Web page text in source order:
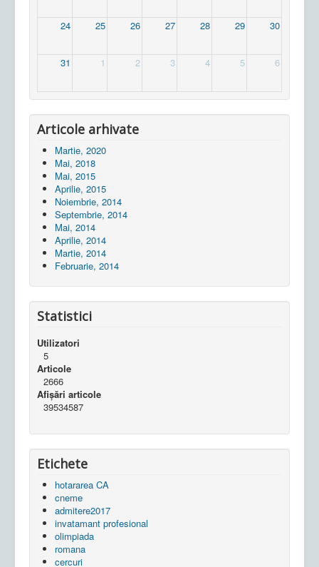
24 25 26 27 28 29 30
31 1 2 3 4 5 6
Articole arhivate
Martie, 2020
Mai, 2018
Mai, 2015
Aprilie, 2015
Noiembrie, 2014
Septembrie, 2014
Mai, 2014
Aprilie, 2014
Martie, 2014
Februarie, 2014
Statistici
Utilizatori
5
Articole
2666
Afișări articole
39534587
Etichete
hotararea CA
cneme
admitere2017
invatamant profesional
olimpiada
romana
cercuri